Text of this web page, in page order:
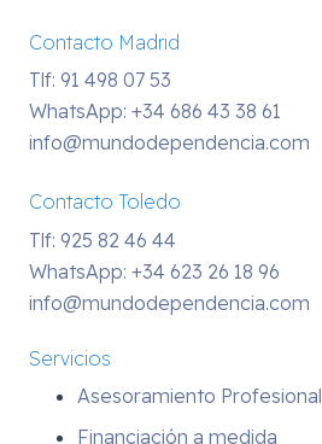
Contacto Madrid
Tlf: 91 498 07 53
WhatsApp: +34 686 43 38 61
info@mundodependencia.com
Contacto Toledo
Tlf: 925 82 46 44
WhatsApp: +34 623 26 18 96
info@mundodependencia.com
Servicios
Asesoramiento Profesional
Financiación a medida